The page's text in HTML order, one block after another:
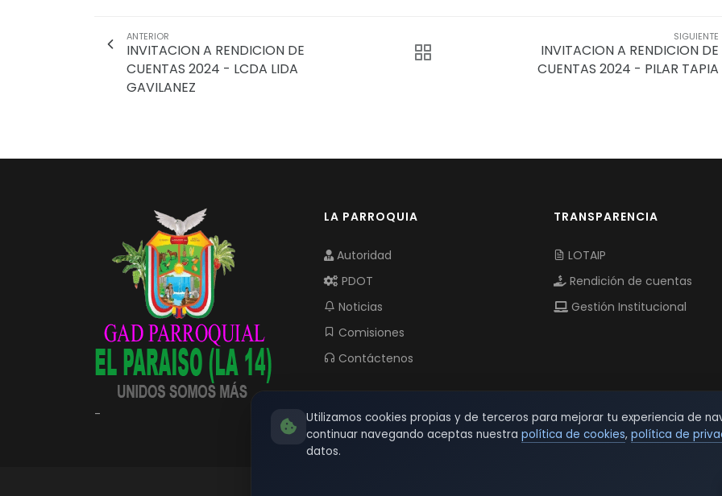
ANTERIOR
INVITACION A RENDICION DE
CUENTAS 2024 - LCDA LIDA
GAVILANEZ
SIGUIENTE
INVITACION A RENDICION DE
CUENTAS 2024 - PILAR TAPIA
-
LA PARROQUIA
Autoridad
PDOT
Noticias
Comisiones
Contáctenos
TRANSPARENCIA
LOTAIP
Rendición de cuentas
Gestión Institucional
Utilizamos cookies propias y de terceros para mejorar tu experiencia de
continuar navegando aceptas nuestra política de cookies, política de
datos.